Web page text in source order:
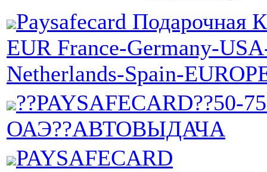
Paysafecard Подарочная
EUR France-Germany-
Netherlands-Spain-
??PAYSAFECARD??50-
ОАЭ??АВТОВЫДАЧА
PAYSAFECARD